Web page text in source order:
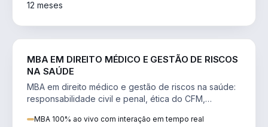
12 meses
MBA EM DIREITO MÉDICO E GESTÃO DE RISCOS
NA SAÚDE
MBA em direito médico e gestão de riscos na saúde:
responsabilidade civil e penal, ética do CFM,
MBA 100% ao vivo com interação em tempo real